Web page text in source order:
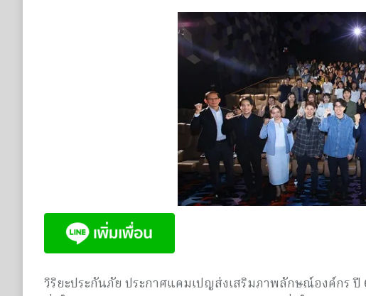
วิริยะประกันภัย ประกาศแคมเปญส่งเสริมภาพลักษณ์องค์กร